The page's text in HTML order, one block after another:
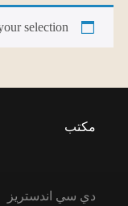
selection.
مكتب
دي سي اندستريز